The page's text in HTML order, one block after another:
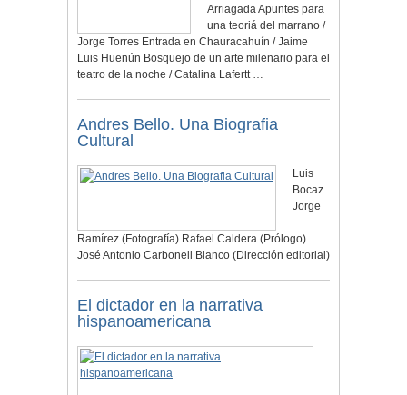
Arriagada Apuntes para
una teoriá del marrano /
Jorge Torres Entrada en Chauracahuín / Jaime
Luis Huenún Bosquejo de un arte milenario para el
teatro de la noche / Catalina Lafertt …
Andres Bello. Una Biografia
Cultural
Luis
Bocaz
Jorge
Ramírez (Fotografía) Rafael Caldera (Prólogo)
José Antonio Carbonell Blanco (Dirección editorial)
El dictador en la narrativa
hispanoamericana